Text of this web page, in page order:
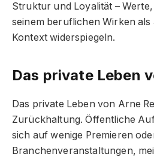
Struktur und Loyalität –
seinem beruflichen Wirken als
Kontext widerspiegeln.
Das private Leben
Das private Leben von Arne
Zurückhaltung. Öffentliche
sich auf wenige Premieren
Branchenveranstaltungen,